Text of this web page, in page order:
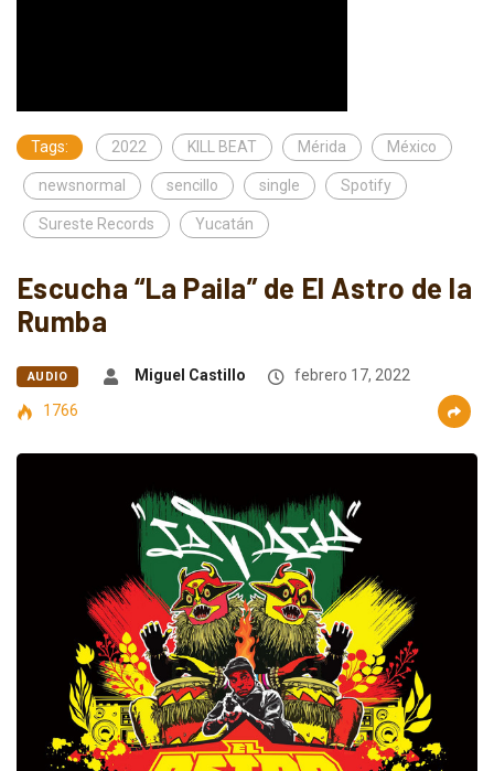
Tags: 2022 KILL BEAT Mérida México
newsnormal sencillo single Spotify
Sureste Records Yucatán
Escucha “La Paila” de El Astro de la
Rumba
AUDIO Miguel Castillo
febrero 17, 2022
1766